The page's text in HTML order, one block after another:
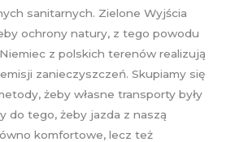
sanitarnych. Zielone Wyjścia
ochrony natury, z tego powodu
z polskich terenów realizują
zanieczyszczeń. Skupiamy się
żeby własne transporty były
do tego, żeby jazda z naszą
komfortowe, lecz też